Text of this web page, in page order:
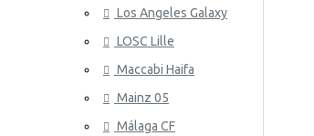
Los Angeles Galaxy
LOSC Lille
Maccabi Haifa
Mainz 05
Málaga CF